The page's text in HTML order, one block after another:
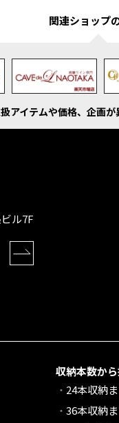
関連ショップ
アイテムや価格、企画が
ル7F
収納本数か
24本収納
36本収納